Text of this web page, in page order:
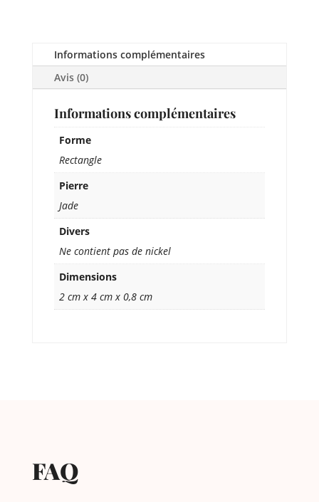
Informations complémentaires
Avis (0)
Informations complémentaires
Forme
Rectangle
Pierre
Jade
Divers
Ne contient pas de nickel
Dimensions
2 cm x 4 cm x 0,8 cm
FAQ